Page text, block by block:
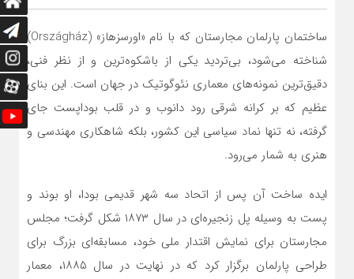
ساختمان پارلمان مجارستان که با نام «اورسزهاز» (Országház)
شناخته می‌شود، بی‌تردید یکی از باشکوه‌ترین و از نظر فنی،
دقیق‌ترین نمونه‌های معماری نئوگوتیک در جهان است. این بنای
عظیم که بر کرانه شرقی رود دانوب و در قلب بوداپست جای
گرفته، نه تنها نماد سیاسی این کشور، بلکه شاهکاری مهندسی و
هنری به شمار می‌رود.
ایده ساخت آن پس از اتحاد سه شهر قدیمی بودا، او بوند و
پست به وسیله پل زنجیره‌ای در سال ۱۸۷۳ شکل گرفت؛ مجلس
مجارستان برای نمایش اقتدار ملی خود، مسابقه‌ای بزرگ برای
طراحی پارلمان برگزار کرد که در نهایت در سال ۱۸۸۵، معمار